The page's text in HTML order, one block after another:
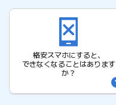
格安スマホにすると、
できなくなることはあります
か？